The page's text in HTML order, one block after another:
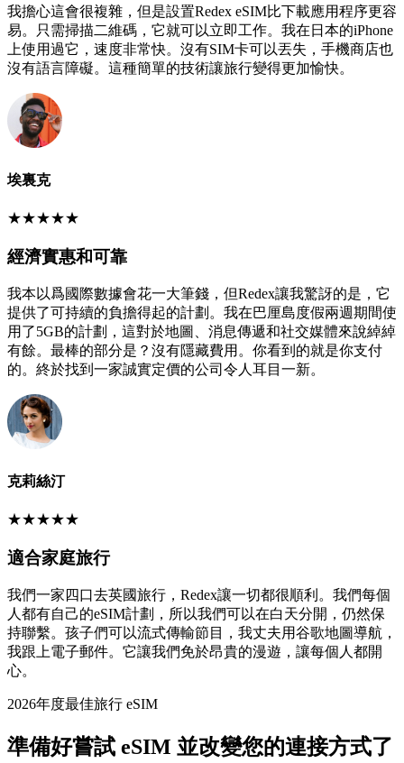
我擔心這會很複雜，但是設置Redex eSIM比下載應用程序更容
易。只需掃描二維碼，它就可以立即工作。我在日本的iPhone
上使用過它，速度非常快。沒有SIM卡可以丟失，手機商店也
沒有語言障礙。這種簡單的技術讓旅行變得更加愉快。
埃裏克
★★★★★
經濟實惠和可靠
我本以爲國際數據會花一大筆錢，但Redex讓我驚訝的是，它
提供了可持續的負擔得起的計劃。我在巴厘島度假兩週期間使
用了5GB的計劃，這對於地圖、消息傳遞和社交媒體來說綽綽
有餘。最棒的部分是？沒有隱藏費用。你看到的就是你支付
的。終於找到一家誠實定價的公司令人耳目一新。
克莉絲汀
★★★★★
適合家庭旅行
我們一家四口去英國旅行，Redex讓一切都很順利。我們每個
人都有自己的eSIM計劃，所以我們可以在白天分開，仍然保
持聯繫。孩子們可以流式傳輸節目，我丈夫用谷歌地圖導航，
我跟上電子郵件。它讓我們免於昂貴的漫遊，讓每個人都開
心。
2026年度最佳旅行 eSIM
準備好嘗試 eSIM 並改變您的連接方式了